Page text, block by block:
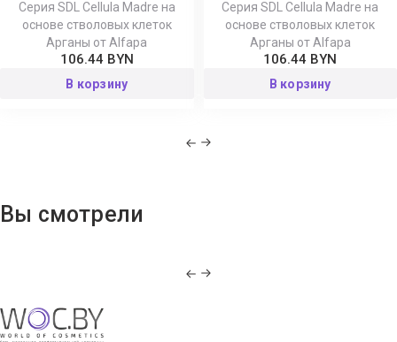
Серия SDL Cellula Madre на
основе стволовых клеток
Арганы от Alfapa
106.44 BYN
В корзину
Серия SDL Cellula Madre на
основе стволовых клеток
Арганы от Alfapa
106.44 BYN
В корзину
Вы смотрели